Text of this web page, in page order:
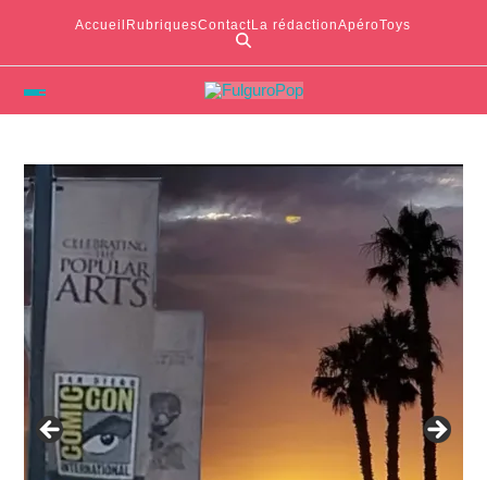
Accueil RubriquesContactLa rédactionApéroToys